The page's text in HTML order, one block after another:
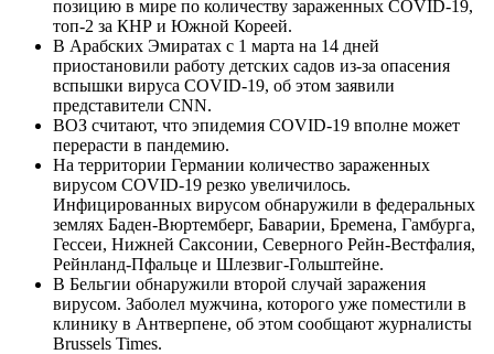
позицию в мире по количеству зараженных COVID-19,
топ-2 за КНР и Южной Кореей.
В Арабских Эмиратах с 1 марта на 14 дней
приостановили работу детских садов из-за опасения
вспышки вируса COVID-19, об этом заявили
представители CNN.
ВОЗ считают, что эпидемия COVID-19 вполне может
перерасти в пандемию.
На территории Германии количество зараженных
вирусом COVID-19 резко увеличилось.
Инфицированных вирусом обнаружили в федеральных
землях Баден-Вюртемберг, Баварии, Бремена, Гамбурга,
Гессеи, Нижней Саксонии, Северного Рейн-Вестфалия,
Рейнланд-Пфальце и Шлезвиг-Гольштейне.
В Бельгии обнаружили второй случай заражения
вирусом. Заболел мужчина, которого уже поместили в
клинику в Антверпене, об этом сообщают журналисты
Brussels Times.